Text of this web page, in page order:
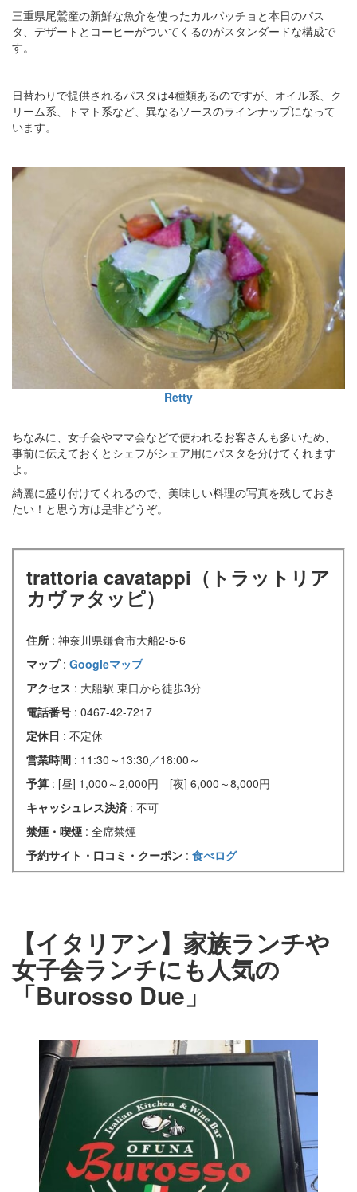
三重県尾鷲産の新鮮な魚介を使ったカルパッチョと本日のパス
タ、デザートとコーヒーがついてくるのがスタンダードな構成で
す。
日替わりで提供されるパスタは4種類あるのですが、オイル系、ク
リーム系、トマト系など、異なるソースのラインナップになって
います。
Retty
ちなみに、女子会やママ会などで使われるお客さんも多いため、
事前に伝えておくとシェフがシェア用にパスタを分けてくれます
よ。
綺麗に盛り付けてくれるので、美味しい料理の写真を残しておき
たい！と思う方は是非どうぞ。
trattoria cavatappi（トラットリア
カヴァタッピ）
住所 : 神奈川県鎌倉市大船2-5-6
マップ : Googleマップ
アクセス : 大船駅 東口から徒歩3分
電話番号 : 0467-42-7217
定休日 : 不定休
営業時間 : 11:30～13:30／18:00～
予算 : [昼] 1,000～2,000円 [夜] 6,000～8,000円
キャッシュレス決済 : 不可
禁煙・喫煙 : 全席禁煙
予約サイト・口コミ・クーポン : 食べログ
【イタリアン】家族ランチや
女子会ランチにも人気の
「Burosso Due」